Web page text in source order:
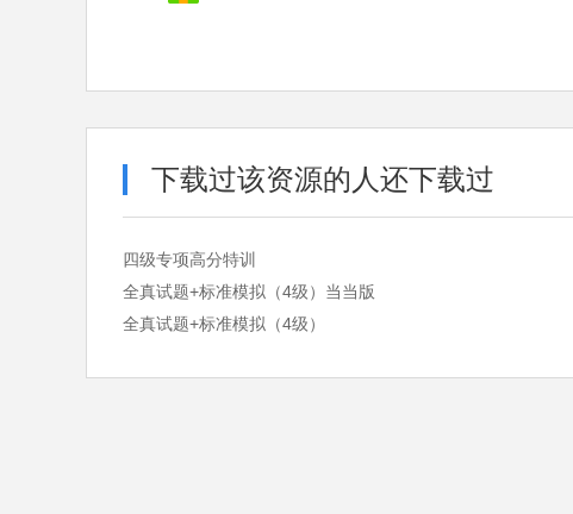
下载过该资源的人还下载过
四级专项高分特训
全真试题+标准模拟（4级）当当版
全真试题+标准模拟（4级）